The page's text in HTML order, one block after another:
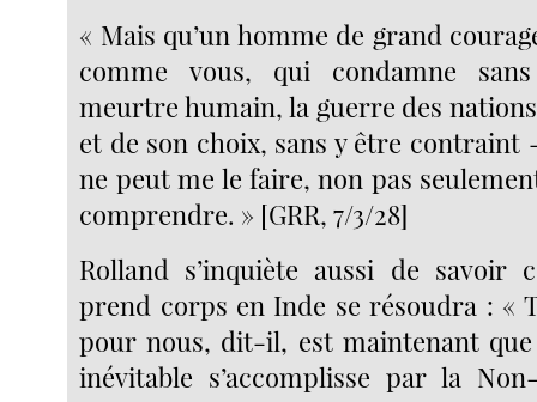
« Mais qu’un homme de grand
comme vous, qui condamne
meurtre humain, la guerre des
et de son choix, sans y être contraint
ne peut me le faire, non pas
comprendre. » [GRR, 7/3/28]
Rolland s’inquiète aussi de savoir
prend corps en Inde se résoudra : «
pour nous, dit-il, est maintenant
inévitable s’accomplisse par la